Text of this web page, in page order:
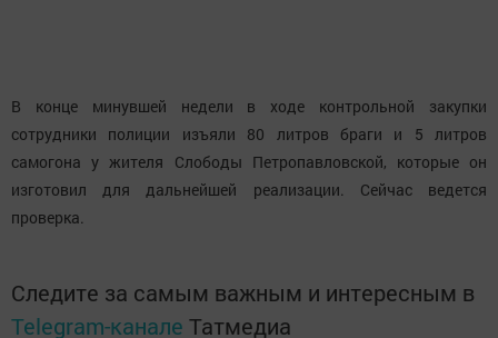
В конце минувшей недели в ходе контрольной закупки
сотрудники полиции изъяли 80 литров браги и 5 литров
самогона у жителя Слободы Петропавловской, которые он
изготовил для дальнейшей реализации. Сейчас ведется
проверка.
Следите за самым важным и интересным в
Telegram-канале Татмедиа